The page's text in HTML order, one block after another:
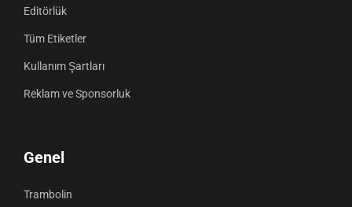
Editörlük
Tüm Etiketler
Kullanım Şartları
Reklam ve Sponsorluk
Genel
Trambolin